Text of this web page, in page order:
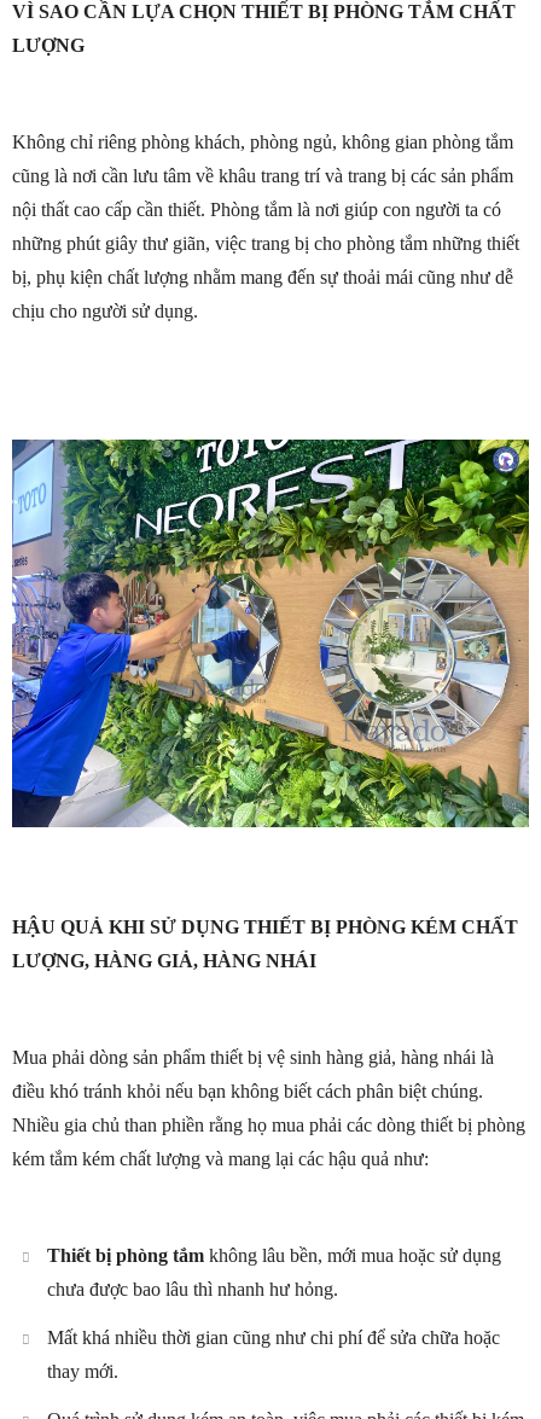
VÌ SAO CẦN LỰA CHỌN THIẾT BỊ PHÒNG TẮM CHẤT
LƯỢNG
Không chỉ riêng phòng khách, phòng ngủ, không gian phòng tắm
cũng là nơi cần lưu tâm về khâu trang trí và trang bị các sản phẩm
nội thất cao cấp cần thiết. Phòng tắm là nơi giúp con người ta có
những phút giây thư giãn, việc trang bị cho phòng tắm những thiết
bị, phụ kiện chất lượng nhằm mang đến sự thoải mái cũng như dễ
chịu cho người sử dụng.
HẬU QUẢ KHI SỬ DỤNG THIẾT BỊ PHÒNG KÉM CHẤT
LƯỢNG, HÀNG GIẢ, HÀNG NHÁI
Mua phải dòng sản phẩm thiết bị vệ sinh hàng giả, hàng nhái là
điều khó tránh khỏi nếu bạn không biết cách phân biệt chúng.
Nhiều gia chủ than phiền rằng họ mua phải các dòng thiết bị phòng
kém tắm kém chất lượng và mang lại các hậu quả như:
Thiết bị phòng tắm không lâu bền, mới mua hoặc sử dụng
chưa được bao lâu thì nhanh hư hỏng.
Mất khá nhiều thời gian cũng như chi phí để sửa chữa hoặc
thay mới.